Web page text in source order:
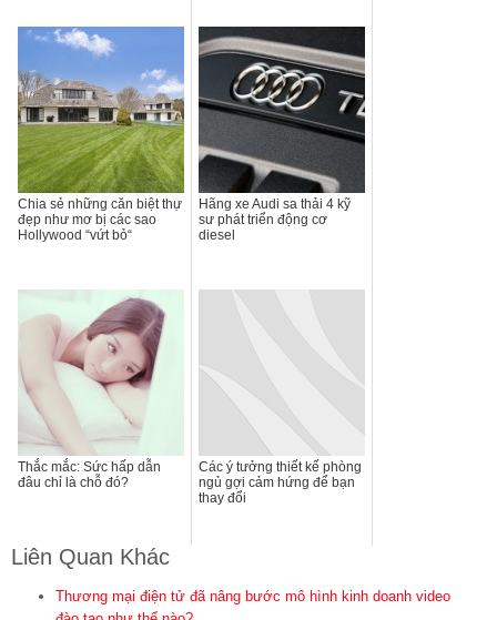
Chia sẻ những căn biệt thự
đẹp như mơ bị các sao
Hollywood “vứt bỏ“
Hãng xe Audi sa thải 4 kỹ
sư phát triển động cơ
diesel
Thắc mắc: Sức hấp dẫn
đâu chỉ là chỗ đó?
Các ý tưởng thiết kế phòng
ngủ gợi cảm hứng để bạn
thay đổi
Liên Quan Khác
Thương mại điện tử đã nâng bước mô hình kinh doanh video